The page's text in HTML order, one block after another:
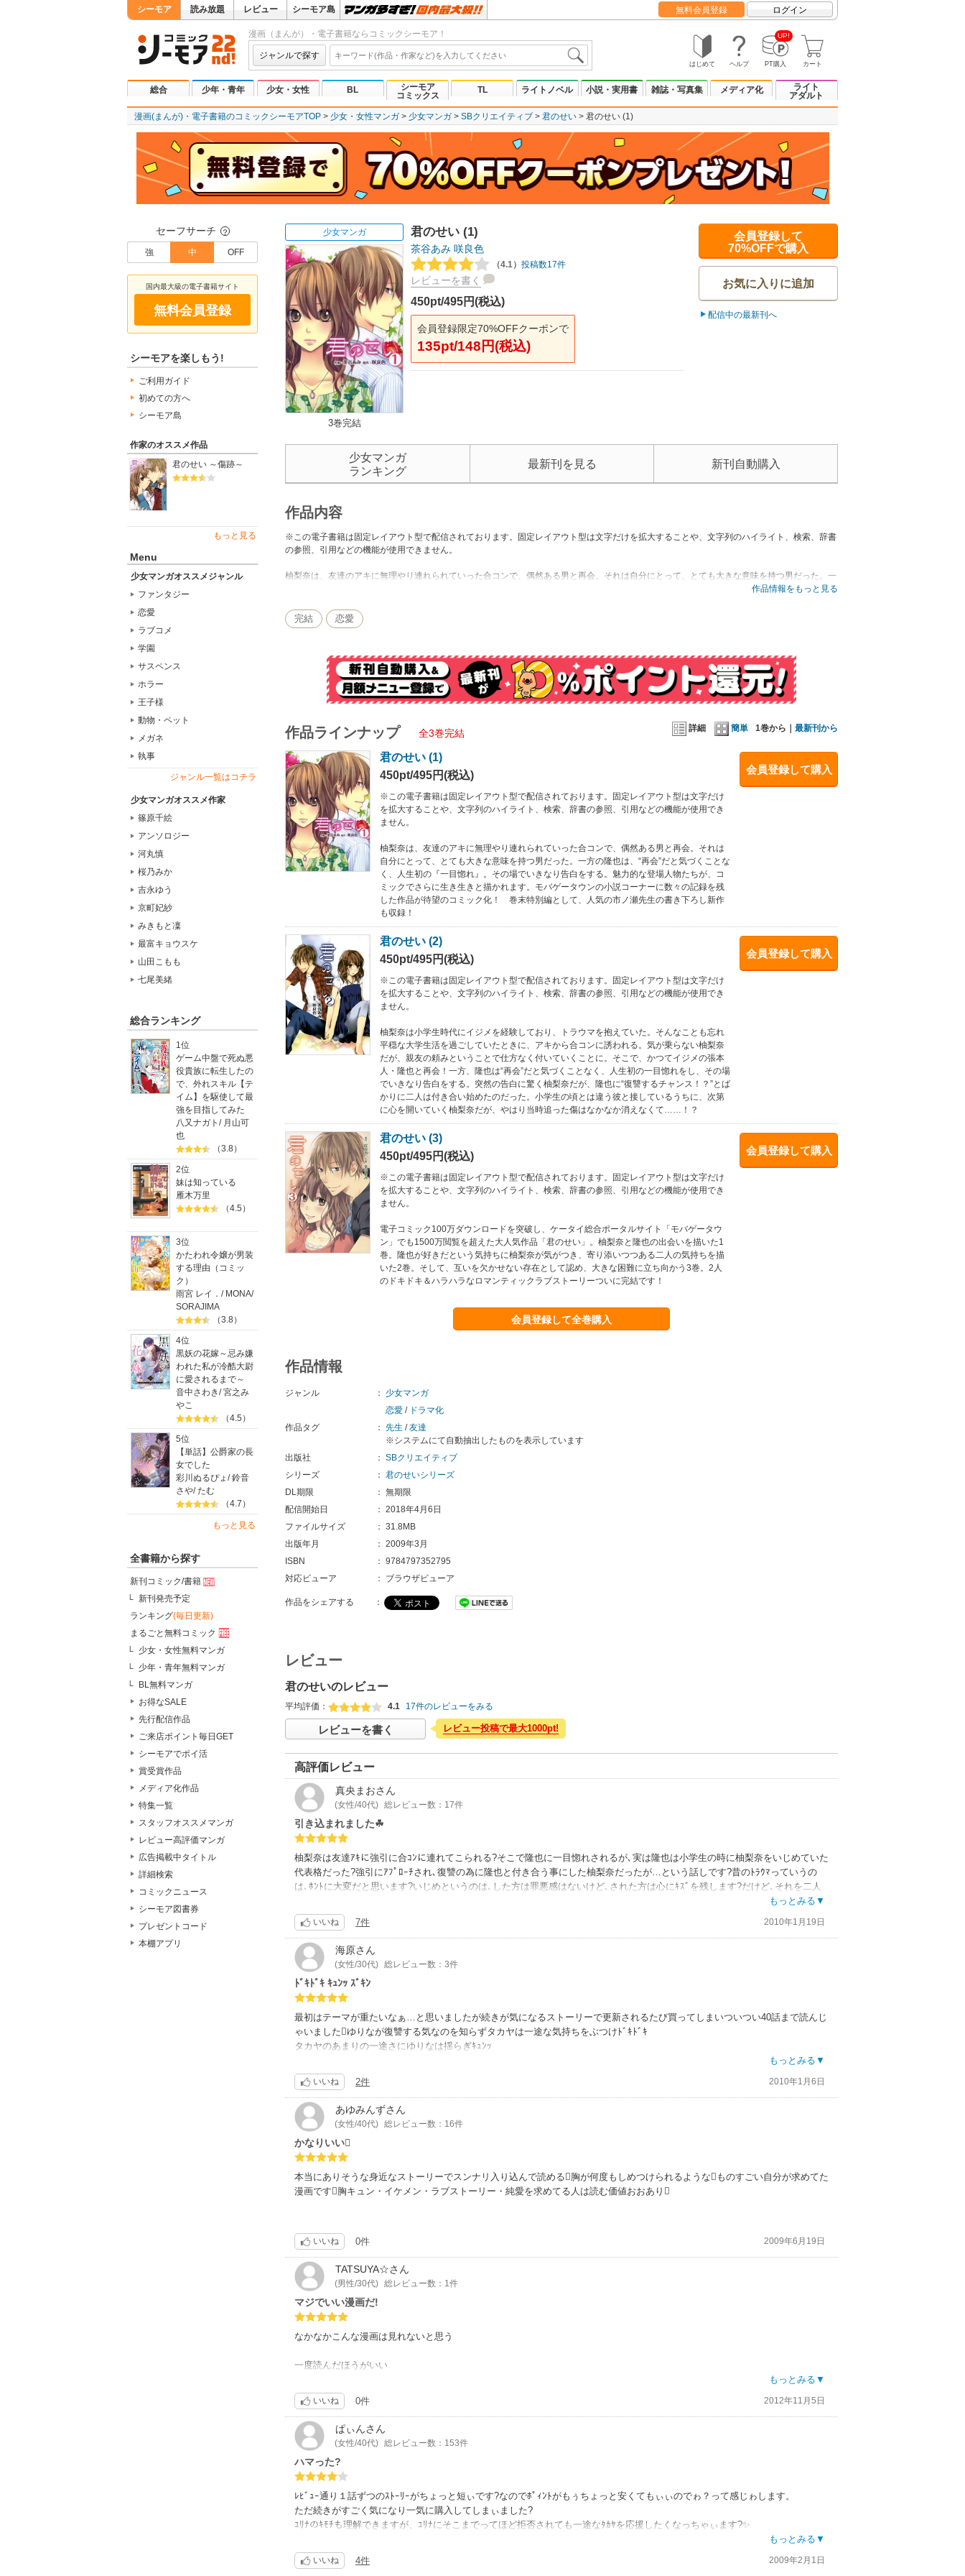
シーモア 読み放題 レビュー シーモア島 無料会員登録 ログイン
漫画（まんが）・電子書籍ならコミックシーモア！
ジャンルで探す
はじめて ヘルプ
UP!
PT購入 カート
総合 少年・青年 少女・女性 BL
シーモア
コミックス
TL ライトノベル 小説・実用書 雑誌・写真集 メディア化
ライト
アダルト
漫画(まんが)・電子書籍のコミックシーモアTOP 少女・女性マンガ 少女マンガ SBクリエイティブ 君のせい 君のせい (1)
セーフサーチ ？
強 中 OFF
国内最大級の電子書籍サイト
無料会員登録
シーモアを楽しもう!
ご利用ガイド
初めての方へ
シーモア島
作家のオススメ作品
君のせい ～傷跡～
もっと見る
Menu
少女マンガオススメジャンル
ファンタジー
恋愛
ラブコメ
学園
サスペンス
ホラー
王子様
動物・ペット
メガネ
執事
ジャンル一覧はコチラ
少女マンガオススメ作家
篠原千絵
アンソロジー
河丸慎
桜乃みか
吉永ゆう
京町妃紗
みきもと凜
最富キョウスケ
山田こもも
七尾美緒
総合ランキング
1位
ゲーム中盤で死ぬ悪
役貴族に転生したの
で、外れスキル【テ
イム】を駆使して最
強を目指してみた
八又ナガト / 月山可
也
（3.8）
2位
妹は知っている
雁木万里
（4.5）
3位
かたわれ令嬢が男装
する理由（コミッ
ク）
雨宮 レイ． / MONA/
SORAJIMA
（3.8）
4位
黒妖の花嫁～忌み嫌
われた私が冷酷大尉
に愛されるまで～
音中さわき/宮之み
やこ
（4.5）
5位
【単話】公爵家の長
女でした
彩川ぬるぴょ /鈴音
さや/たむ
（4.7）
もっと見る
全書籍から探す
新刊コミック/書籍
新刊発売予定
ランキング(毎日更新)
まるごと無料コミック
少女・女性無料マンガ
少年・青年無料マンガ
BL無料マンガ
お得なSALE
先行配信作品
ご来店ポイント毎日GET
シーモアでポイ活
賞受賞作品
メディア化作品
特集一覧
スタッフオススメマンガ
レビュー高評価マンガ
広告掲載中タイトル
詳細検索
コミックニュース
シーモア図書券
プレゼントコード
本棚アプリ
少女マンガ
3巻完結
君のせい (1)
茶谷あみ 咲良色
（4.1） 投稿数17件
レビューを書く
450pt/495円(税込)
会員登録限定70%OFFクーポンで
135pt/148円(税込)
会員登録して
70%OFFで購入
お気に入りに追加
配信中の最新刊へ
少女マンガ
ランキング
最新刊を見る 新刊自動購入
作品内容
※この電子書籍は固定レイアウト型で配信されております。固定レイアウト型は文字だけを拡大することや、文字列のハイライト、検索、辞書
の参照、引用などの機能が使用できません。
柚梨奈は、友達のアキに無理やり連れられていった合コンで、偶然ある男と再会。それは自分にとって、とても大きな意味を持つ男だった。一
方の隆也は、“再会”だと気づくことなく、人生初の『一目惚れ』。その場でいきなり告白をする。魅力的な登場人物たちが、コミックでさらに
生の書き下ろし新作も収録！
作品情報をもっと見る
完結 恋愛
詳細 簡単 1巻から｜ 最新刊から
作品ラインナップ 全3巻完結
会員登録して購入
君のせい (1)
450pt/495円(税込)
※この電子書籍は固定レイアウト型で配信されております。固定レイアウト型は文字だけ
を拡大することや、文字列のハイライト、検索、辞書の参照、引用などの機能が使用でき
ません。
柚梨奈は、友達のアキに無理やり連れられていった合コンで、偶然ある男と再会。それは
自分にとって、とても大きな意味を持つ男だった。一方の隆也は、“再会”だと気づくことな
く、人生初の『一目惚れ』。その場でいきなり告白をする。魅力的な登場人物たちが、コ
ミックでさらに生き生きと描かれます。モバゲータウンの小説コーナーに数々の記録を残
した作品が待望のコミック化！ 巻末特別編として、人気の市ノ瀬先生の書き下ろし新作
も収録！
会員登録して購入
君のせい (2)
450pt/495円(税込)
※この電子書籍は固定レイアウト型で配信されております。固定レイアウト型は文字だけ
を拡大することや、文字列のハイライト、検索、辞書の参照、引用などの機能が使用でき
ません。
柚梨奈は小学生時代にイジメを経験しており、トラウマを抱えていた。そんなことも忘れ
平穏な大学生活を過ごしていたときに、アキから合コンに誘われる。気が乗らない柚梨奈
だが、親友の頼みということで仕方なく付いていくことに。そこで、かつてイジメの張本
人・隆也と再会！一方、隆也は“再会”だと気づくことなく、人生初の一目惚れをし、その場
でいきなり告白をする。突然の告白に驚く柚梨奈だが、隆也に“復讐するチャンス！？”とば
かりに二人は付き合い始めたのだった。小学生の頃とは違う彼と接しているうちに、次第
に心を開いていく柚梨奈だが、やはり当時追った傷はなかなか消えなくて……！？
会員登録して購入
君のせい (3)
450pt/495円(税込)
※この電子書籍は固定レイアウト型で配信されております。固定レイアウト型は文字だけ
を拡大することや、文字列のハイライト、検索、辞書の参照、引用などの機能が使用でき
ません。
電子コミック100万ダウンロードを突破し、ケータイ総合ポータルサイト「モバゲータウ
ン」でも1500万閲覧を超えた大人気作品「君のせい」。柚梨奈と隆也の出会いを描いた1
巻。隆也が好きだという気持ちに柚梨奈が気がつき、寄り添いつつある二人の気持ちを描
いた2巻。そして、互いを欠かせない存在として認め、大きな困難に立ち向かう3巻。2人
のドキドキ＆ハラハラなロマンティックラブストーリーついに完結です！
会員登録して全巻購入
作品情報
ジャンル ：
少女マンガ
恋愛 / ドラマ化
作品タグ
： 先生 /友達
※システムにて自動抽出したものを表示しています
出版社
： SBクリエイティブ
シリーズ
： 君のせいシリーズ
DL期限
： 無期限
配信開始日
： 2018年4月6日
ファイルサイズ
： 31.8MB
出版年月
： 2009年3月
ISBN
： 9784797352795
対応ビューア
： ブラウザビューア
作品をシェアする ：
レビュー
君のせいのレビュー
平均評価： 4.1 17件のレビューをみる
レビューを書く レビュー投稿で最大1000pt!
高評価レビュー
真央まおさん
(女性/40代) 総レビュー数：17件
引き込まれました☘
柚梨奈は友達ｱｷに強引に合ｺﾝに連れてこられる?そこで隆也に一目惚れされるが､実は隆也は小学生の時に柚梨奈をいじめていた
代表格だった?強引にｱﾌﾟﾛｰﾁされ､復讐の為に隆也と付き合う事にした柚梨奈だったが…という話しです?昔のﾄﾗｳﾏっていうの
は､ﾎﾝﾄに大変だと思います?いじめというのは､した方は罪悪感はないけど､された方は心にｷｽﾞを残します?だけど､それを二人
とも乗り越えられたので良かったです?人間としての強い前向きな部分を見て､何事も前向きに生きるって大事だと感じさせてく
れる話でした☘現在40話まで発売されているので､今後の二人が楽しみです?ただ､ﾍﾟｰｼﾞ数が短いのが残念です(ﾀﾞｳﾝﾛｰﾄﾞが手間
です)?
もっとみる▼
いいね 7件 2010年1月19日
海原さん
(女性/30代) 総レビュー数：3件
ﾄﾞｷﾄﾞｷ ｷｭﾝｯ ｽﾞｷﾝ
最初はテーマが重たいなぁ…と思いましたが続きが気になるストーリーで更新されるたび買ってしまいついつい40話まで読んじ
ゃいましたゆりなが復讐する気なのを知らずタカヤは一途な気持ちをぶつけﾄﾞｷﾄﾞｷ
タカヤのあまりの一途さにゆりなは揺らぎｷｭﾝｯ
徐々にゆりなは今のタカヤに惹かれとうとう好きという気持ちを認めてしまいハッピーエンドになって良かったです
もっとみる▼
いいね 2件 2010年1月6日
あゆみんずさん
(女性/40代) 総レビュー数：16件
かなりいい
本当にありそうな身近なストーリーでスンナリ入り込んで読める胸が何度もしめつけられるようなものすごい自分が求めてた
漫画です胸キュン・イケメン・ラブストーリー・純愛を求めてる人は読む価値おおあり
いいね 0件 2009年6月19日
TATSUYA☆さん
(男性/30代) 総レビュー数：1件
マジでいい漫画だ!
なかなかこんな漫画は見れないと思う
一度読んだほうがいい
いろいろと考えさせられた
もっとみる▼
いいね 0件 2012年11月5日
ぱぃんさん
(女性/40代) 総レビュー数：153件
ハマった?
ﾚﾋﾞｭｰ通り１話ずつのｽﾄｰﾘｰがちょっと短ぃです?なのでﾎﾟｨﾝﾄがもぅちょっと安くてもぃぃのでゎ？って感じゎします。
ただ続きがすごく気になり一気に購入してしまぃました?
ﾕﾘﾅのｷﾓﾁも理解できますが、ﾕﾘﾅにそこまでってほど拒否されても一途なﾀｶﾔを応援したくなっちゃぃます?✨
今後の展開が待ち遠しぃです?
もっとみる▼
いいね 4件 2009年2月1日